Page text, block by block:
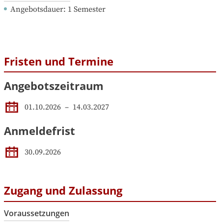
Angebotsdauer: 1 Semester
Fristen und Termine
Angebotszeitraum
01.10.2026 – 14.03.2027
Anmeldefrist
30.09.2026
Zugang und Zulassung
Voraussetzungen